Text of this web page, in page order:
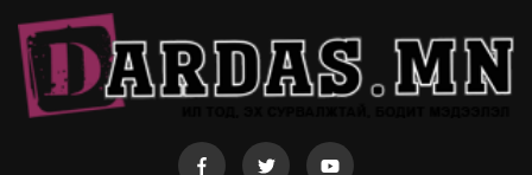
KHARKHORUM 360° ФЕСТИВАЛЬ 8-Р САРЫН
22-23-НД ТӨВ ЦЭНГЭЛДЭХ ХҮРЭЭЛЭНД
ТАЙГЫН ГҮН ДЭХ ЖУУЛЧНЫ БААЗУУД
ХЭНИЙХ ВЭ
ГАРГААД Н.БАТСАЙХАН, Н.ОЮУНСҮРЭН
НАРЫН ГЭРТ БҮГЖ БАЙСАН